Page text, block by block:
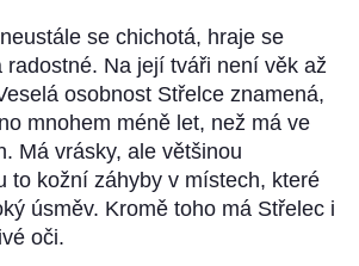
se chichotá, hraje se
radostné. Na její tváři není věk až
osobnost Střelce znamená,
mnohem méně let, než má ve
Má vrásky, ale většinou
to kožní záhyby v místech, které
úsměv. Kromě toho má Střelec i
oči.